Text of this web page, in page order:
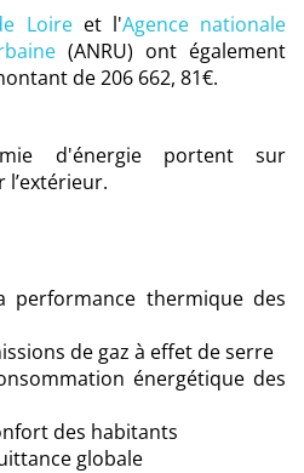
Loireet l'Agence nationale
(ANRU) ont également
de 206 662, 81€.​
d'énergie portent sur
performance thermique des
de gaz à effet de serre
énergétique des
des habitants
globale